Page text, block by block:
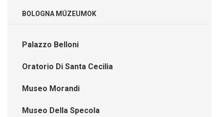
BOLOGNA MÚZEUMOK
Palazzo Belloni
Oratorio Di Santa Cecilia
Museo Morandi
Museo Della Specola